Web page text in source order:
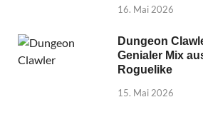
16. Mai 2026
Dungeon
Genialer Mix
Roguelike
15. Mai 2026